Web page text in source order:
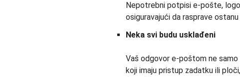
Nepotrebni potpisi e-pošte,
osiguravajući da rasprave
Neka svi budu usklađeni
Vaš odgovor e-poštom ne
koji imaju pristup zadatku ili